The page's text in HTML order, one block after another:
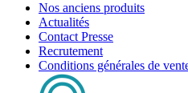
Nos anciens produits
Actualités
Contact Presse
Recrutement
Conditions générales de